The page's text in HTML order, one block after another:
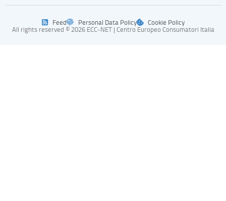
All rights reserved © 2026 ECC-NET | Centro Europeo Consumatori Italia
Feed Personal Data Policy Cookie Policy